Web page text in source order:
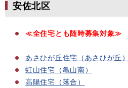
安佐北区
≪全住宅とも随時募集対象≫
あさひが丘住宅（あさひが丘）
虹山住宅（亀山南）
高陽住宅（落合）